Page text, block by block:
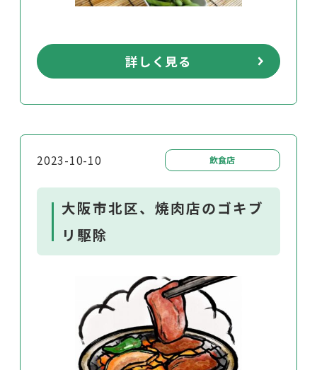
詳しく見る
2023-10-10 飲食店
大阪市北区、焼肉店のゴキブ
リ駆除